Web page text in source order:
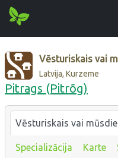
Vēsturiskais vai
Latvija, Kurzeme
Pitrags (Pitrõg)
Vēsturiskais vai
Specializācija Karte